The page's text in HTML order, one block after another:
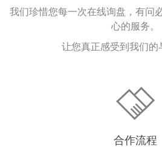
我们珍惜您每一次在线询盘，有问
心的服务。
让您真正感受到我们的
合作流程